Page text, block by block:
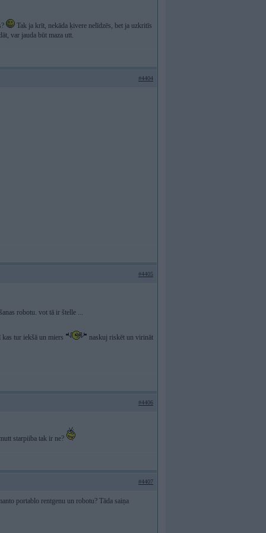
Tak ja krīt, nekāda ķivere nelīdzēs, bet ja uzkritīs
var jauda būt maza utt.
#4404
#4405
robotu. vot tā ir štelle ...
tur iekšā un miers
naskuj riskēt un virināt
#4406
starpiiba tak ir ne?
#4407
portablo rentgenu un robotu? Tāda saiņa